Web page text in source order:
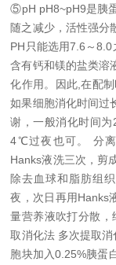
⑤pH pH8~pH9是胰
随之减少，活性强分
PH只能选用7.6～
含有钙和镁的盐类溶
化作用。因此,在配
如果细胞消化时间过
谢，一般消化时间为
4℃过夜也可。 分
Hanks液洗三次，剪
除去血球和脂肪组
夜，次日再用Hanks
量营养液吹打分散
取消化法 多次提取
胞块加入0.25%胰蛋